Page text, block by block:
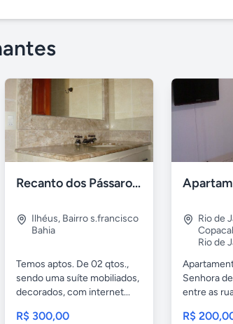
Recanto dos Pássaros Ilhéus
Ilhéus, Bairro s.francisco
Bahia
Temos aptos. De 02 qtos.,
sendo uma suíte mobiliados,
decorados, com internet...
R$ 300,00
Rio de
Rio de
Senhora
entre as
R$